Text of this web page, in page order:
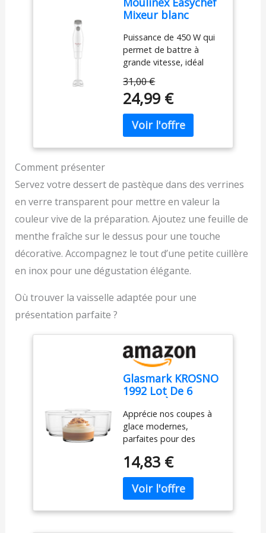
peut améliorer sa
douceur fruitée et
rehausser le goût des
glaces, des smoothies,
des pâtisseries et des
desserts aux fruits. 👍🌱
Le goût, l'odeur, la
texture et la couleur
peuvent varier d'un lot à
l'autre, car nous
n'ajoutons aucun additif
ou arôme. En raison de
facilement.
Mixeur blanc
Puissance de 450 W qui
permet de battre à
grande vitesse, idéal
de recettes. Deux
vitesses (y compris la
vitesse de "turbo") pour
broyer n'importe quel
ingrédient, avec un
bouton de contrôle facile
texture en relief Deux
lames Zelkrom de haute
résultats exceptionnels
avec une structure
robuste pour une
performance durable.
Les deux vitesses offrent
pour tout ingrédient, y
puissance maximale.
Facile à nettoyer : les
pièces amovibles
passent au lave-vaisselle
pour faciliter le
nettoyage.
31,00 €
24,99 €
Comment présenter
Servez votre dessert de pastèque dans des verrines
en verre transparent pour mettre en valeur la
couleur vive de la préparation. Ajoutez une feuille de
menthe fraîche sur le dessus pour une touche
décorative. Accompagnez le tout d’une petite cuillère
en inox pour une dégustation élégante.
Où trouver la vaisselle adaptée pour une
présentation parfaite ?
Glasmark KROSNO
1992 Lot De 6
Verre Transparent
Coupes À Dessert
Lavables Au Lave-
Vaisselle 170 ml
Apprécie nos coupes à
glace modernes,
parfaites pour des
créatifs, du tiramisu aux
verrines fruitées. Ces
coupes en verre
transparent et durable
mettent en valeur la
14,83 €